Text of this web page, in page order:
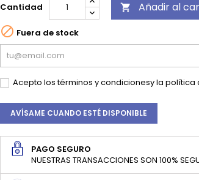
Cantidad  Añadir al
 Fuera de stock
Acepto lostérminos y condicionesy la política
AVÍSAME CUANDO ESTÉ DISPONIBLE
PAGO SEGURO
NUESTRAS TRANSACCIONES SON 100%